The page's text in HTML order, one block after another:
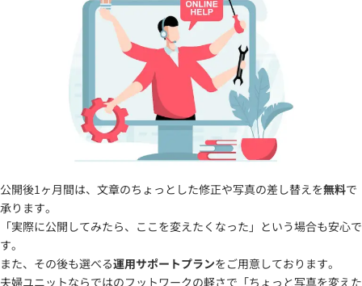
公開後1ヶ月間は、文章のちょっとした修正や写真の差し替えを無料で
承ります。
「実際に公開してみたら、ここを変えたくなった」という場合も安心で
す。
また、その後も選べる運用サポートプランをご用意しております。
夫婦ユニットならではのフットワークの軽さで「ちょっと写真を変えた